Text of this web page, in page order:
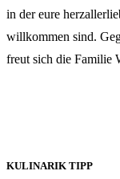
in der eure
willkommen sind.
freut sich die Familie
KULINARIK TIPP